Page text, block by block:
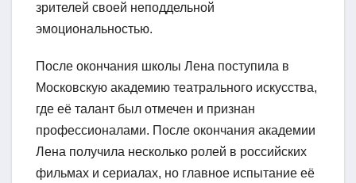
зрителей своей неподдельной
эмоциональностью.
После окончания школы Лена поступила в
Московскую академию театрального искусства,
где её талант был отмечен и признан
профессионалами. После окончания академии
Лена получила несколько ролей в российских
фильмах и сериалах, но главное испытание её